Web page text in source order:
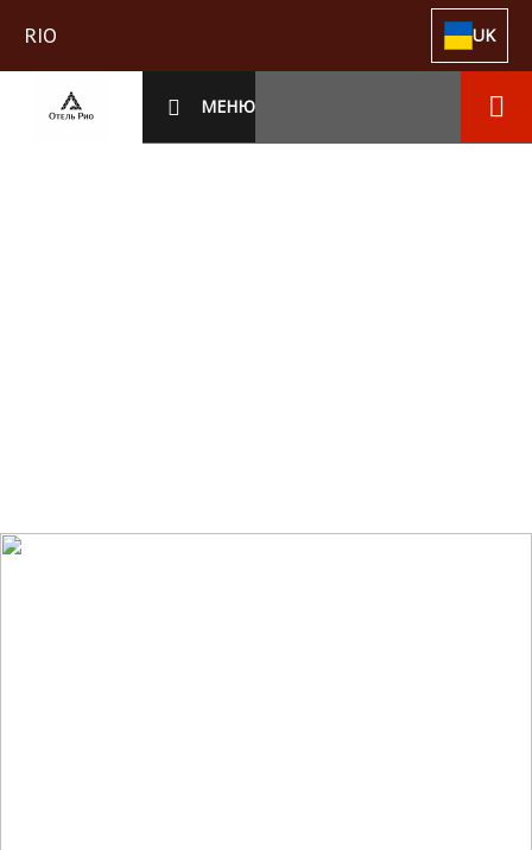
RIO UK
МЕНЮ